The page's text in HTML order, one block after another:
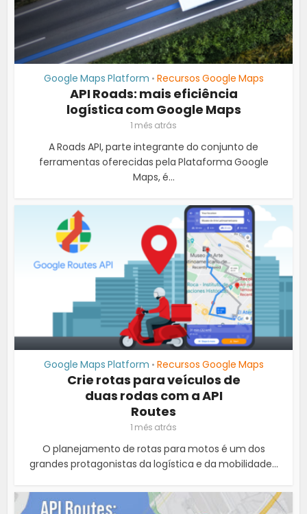
Google Maps Platform • Recursos Google Maps
API Roads: mais eficiência
logística com Google Maps
1 mês atrás
A Roads API, parte integrante do conjunto de
ferramentas oferecidas pela Plataforma Google
Maps, é...
Google Maps Platform • Recursos Google Maps
Crie rotas para veículos de
duas rodas com a API
Routes
1 mês atrás
O planejamento de rotas para motos é um dos
grandes protagonistas da logística e da mobilidade...